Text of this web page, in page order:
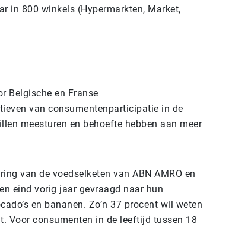
in 800 winkels (Hypermarkten, Market,
Belgische en Franse
van consumentenparticipatie in de
meesturen en behoefte hebben aan meer
van de voedselketen van ABN AMRO en
eind vorig jaar gevraagd naar hun
en bananen. Zo’n 37 procent wil weten
Voor consumenten in de leeftijd tussen 18